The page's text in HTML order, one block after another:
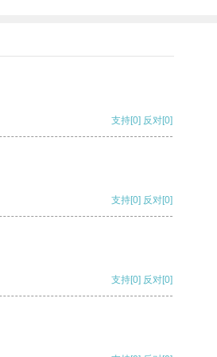
支持[0] 反对[0]
支持[0] 反对[0]
支持[0] 反对[0]